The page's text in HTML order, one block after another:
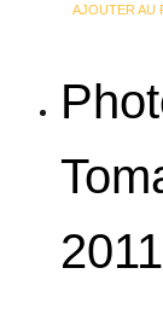
AJOUTER AU
2011